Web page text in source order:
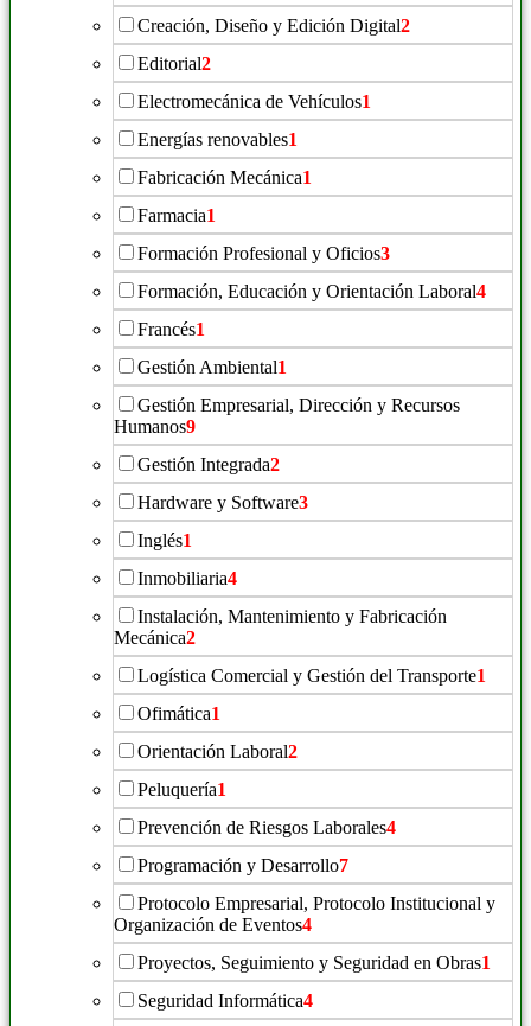
Creación, Diseño y Edición Digital2
Editorial2
Electromecánica de Vehículos1
Energías renovables1
Fabricación Mecánica1
Farmacia1
Formación Profesional y Oficios3
Formación, Educación y Orientación Laboral4
Francés1
Gestión Ambiental1
Gestión Empresarial, Dirección y Recursos
Humanos9
Gestión Integrada2
Hardware y Software3
Inglés1
Inmobiliaria4
Instalación, Mantenimiento y Fabricación
Mecánica2
Logística Comercial y Gestión del Transporte1
Ofimática1
Orientación Laboral2
Peluquería1
Prevención de Riesgos Laborales4
Programación y Desarrollo7
Protocolo Empresarial, Protocolo Institucional y
Organización de Eventos4
Proyectos, Seguimiento y Seguridad en Obras1
Seguridad Informática4